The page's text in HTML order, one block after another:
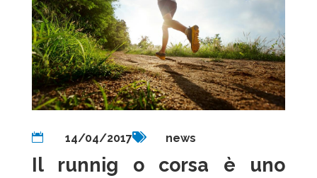
 14/04/2017 news
Il runnig o corsa è uno